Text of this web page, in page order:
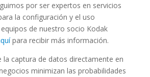
por ser expertos en servicios
la configuración y el uso
de nuestro socio Kodak
para recibir más información.
la captura de datos directamente en
minimizan las probabilidades